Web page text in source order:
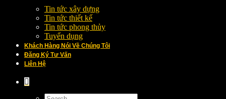
Tin tức xây dựng
Tin tức thiết kế
Tin tức phong thủy
Tuyển dụng
Khách Hàng Nói Về Chúng Tôi
Đăng Ký Tư Vấn
Liên Hệ